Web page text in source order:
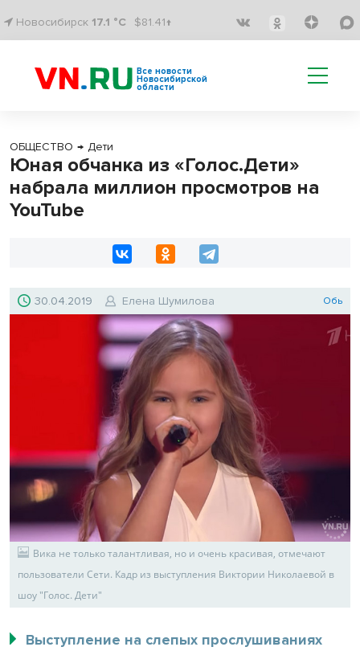
Новосибирск 17.1 °C $81.41↑
Все новости
Новосибирской
области
ОБЩЕСТВО → Дети
Юная обчанка из «Голос.Дети»
набрала миллион просмотров на
YouTube
30.04.2019 Елена Шумилова Обь
Вика не только талантливая, но и очень красивая, отмечают
пользователи Сети. Кадр из выступления Виктории Николаевой в
шоу "Голос. Дети"
Выступление на слепых прослушиваниях